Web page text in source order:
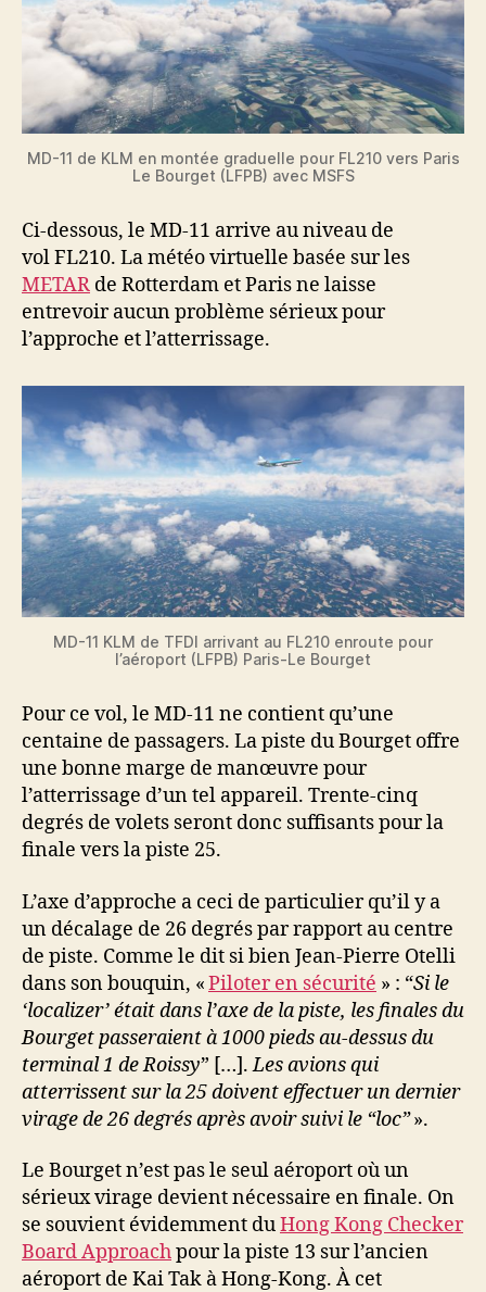
MD-11 de KLM en montée graduelle pour FL210 vers Paris
Le Bourget (LFPB) avec MSFS
Ci-dessous, le MD-11 arrive au niveau de
vol FL210. La météo virtuelle basée sur les
METAR de Rotterdam et Paris ne laisse
entrevoir aucun problème sérieux pour
l’approche et l’atterrissage.
MD-11 KLM de TFDI arrivant au FL210 enroute pour
l’aéroport (LFPB) Paris-Le Bourget
Pour ce vol, le MD-11 ne contient qu’une
centaine de passagers. La piste du Bourget offre
une bonne marge de manœuvre pour
l’atterrissage d’un tel appareil. Trente-cinq
degrés de volets seront donc suffisants pour la
finale vers la piste 25.
L’axe d’approche a ceci de particulier qu’il y a
un décalage de 26 degrés par rapport au centre
de piste. Comme le dit si bien Jean-Pierre Otelli
dans son bouquin, «Piloter en sécurité » : “Si le
‘localizer’ était dans l’axe de la piste, les finales du
Bourget passeraient à 1000 pieds au-dessus du
terminal 1 de Roissy” […].Les avions qui
atterrissent sur la 25 doivent effectuer un dernier
virage de 26 degrés après avoir suivi le “loc”».
Le Bourget n’est pas le seul aéroport où un
sérieux virage devient nécessaire en finale. On
se souvient évidemment duHong Kong Checker
Board Approachpour la piste 13 sur l’ancien
aéroport de Kai Tak à Hong-Kong. À cet